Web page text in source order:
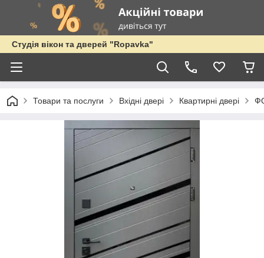
Студія вікон та дверей "Ropavka"
Товари та послуги Вхідні двері Квартирні двері